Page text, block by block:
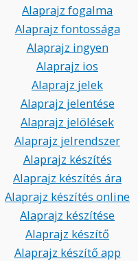
Alaprajz fogalma
Alaprajz fontossága
Alaprajz ingyen
Alaprajz ios
Alaprajz jelek
Alaprajz jelentése
Alaprajz jelölések
Alaprajz jelrendszer
Alaprajz készítés
Alaprajz készítés ára
Alaprajz készítés online
Alaprajz készítése
Alaprajz készítő
Alaprajz készítő app